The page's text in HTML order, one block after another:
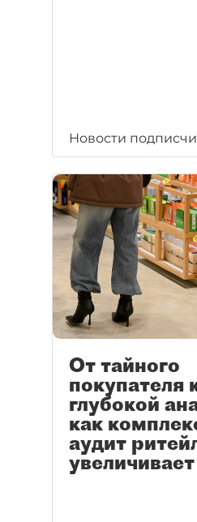
Новости
От тайного
покупателя
глубокой
как
аудит